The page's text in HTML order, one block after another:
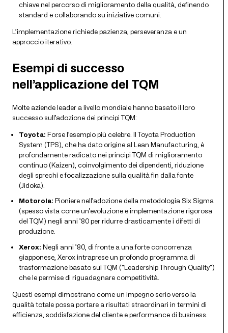
chiave nel percorso di miglioramento della qualità, definendo
standard e collaborando su iniziative comuni.
L’implementazione richiede pazienza, perseveranza e un
approccio iterativo.
Esempi di successo
nell’applicazione del TQM
Molte aziende leader a livello mondiale hanno basato il loro
successo sull’adozione dei principi TQM:
Toyota: Forse l’esempio più celebre. Il Toyota Production
System (TPS), che ha dato origine al Lean Manufacturing, è
profondamente radicato nei principi TQM di miglioramento
continuo (Kaizen), coinvolgimento dei dipendenti, riduzione
degli sprechi e focalizzazione sulla qualità fin dalla fonte
(Jidoka).
Motorola: Pioniere nell’adozione della metodologia Six Sigma
(spesso vista come un’evoluzione e implementazione rigorosa
del TQM) negli anni ’80 per ridurre drasticamente i difetti di
produzione.
Xerox: Negli anni ’80, di fronte a una forte concorrenza
giapponese, Xerox intraprese un profondo programma di
trasformazione basato sul TQM (“Leadership Through Quality”)
che le permise di riguadagnare competitività.
Questi esempi dimostrano come un impegno serio verso la
qualità totale possa portare a risultati straordinari in termini di
efficienza, soddisfazione del cliente e performance di business.